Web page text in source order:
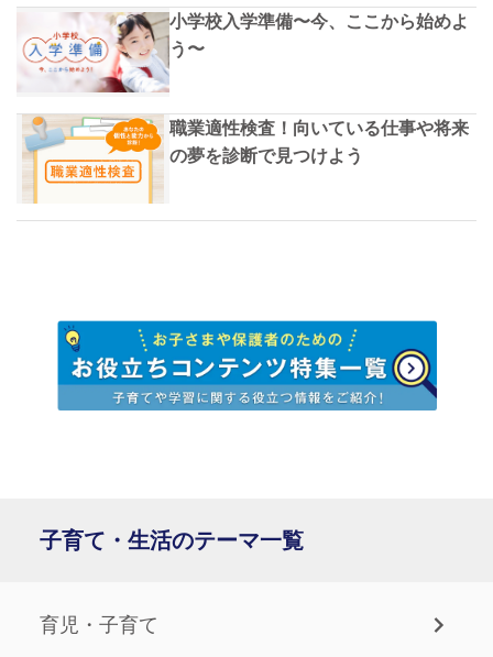
小学校入学準備〜今、ここから始めよ
う〜
職業適性検査！向いている仕事や将来
の夢を診断で見つけよう
子育て・生活のテーマ一覧
育児・子育て